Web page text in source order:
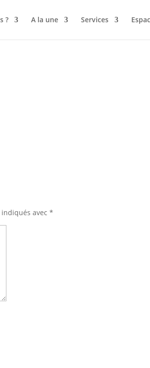
? A la une Services
indiqués avec*